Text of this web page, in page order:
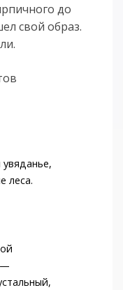
до
свой образ.
леса.
—